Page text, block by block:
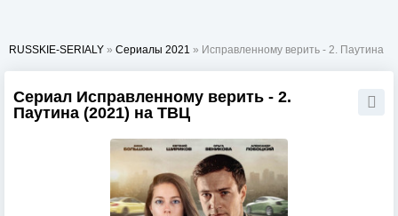
RUSSKIE-SERIALY » Сериалы 2021 » Исправленному верить - 2. Паутина
Сериал Исправленному верить - 2.
Паутина (2021) на ТВЦ